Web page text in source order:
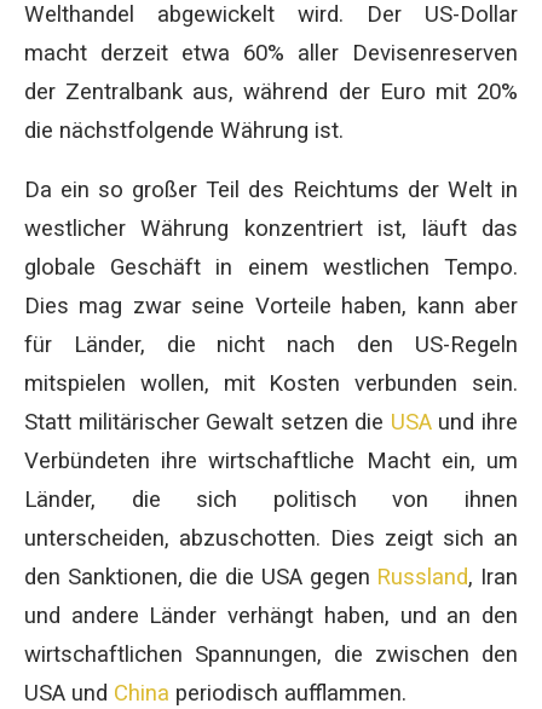
Welthandel abgewickelt wird. Der US-Dollar
macht derzeit etwa 60% aller Devisenreserven
der Zentralbank aus, während der Euro mit 20%
die nächstfolgende Währung ist.
Da ein so großer Teil des Reichtums der Welt in
westlicher Währung konzentriert ist, läuft das
globale Geschäft in einem westlichen Tempo.
Dies mag zwar seine Vorteile haben, kann aber
für Länder, die nicht nach den US-Regeln
mitspielen wollen, mit Kosten verbunden sein.
Statt militärischer Gewalt setzen die USAund ihre
Verbündeten ihre wirtschaftliche Macht ein, um
Länder, die sich politisch von ihnen
unterscheiden, abzuschotten. Dies zeigt sich an
den Sanktionen, die die USA gegen Russland, Iran
und andere Länder verhängt haben, und an den
wirtschaftlichen Spannungen, die zwischen den
USA und China periodisch aufflammen.